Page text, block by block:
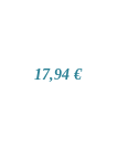
17,94 €